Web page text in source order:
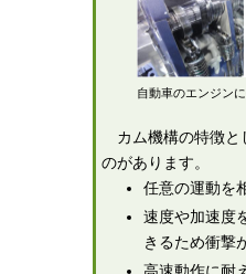
自動車のエンジン
カム機構の特徴と
のがあります。
任意の運動を
速度や加速度
きるため衝撃